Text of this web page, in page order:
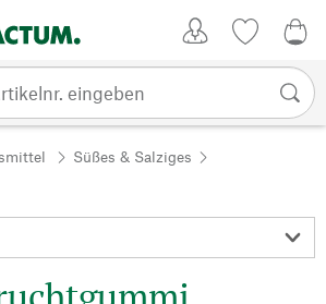
Süßes & Salziges